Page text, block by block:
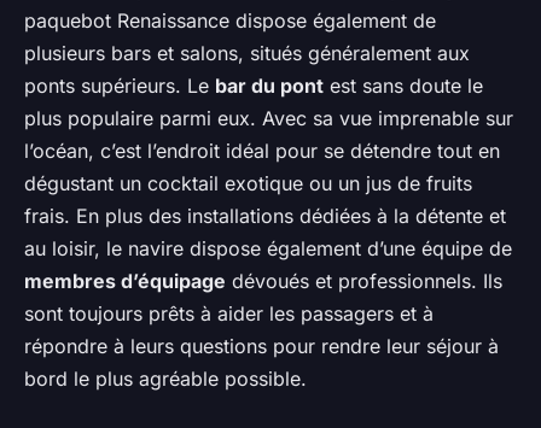
paquebot Renaissance dispose également de
plusieurs bars et salons, situés généralement aux
ponts supérieurs. Le bar du pont est sans doute le
plus populaire parmi eux. Avec sa vue imprenable sur
l’océan, c’est l’endroit idéal pour se détendre tout en
dégustant un cocktail exotique ou un jus de fruits
frais. En plus des installations dédiées à la détente et
au loisir, le navire dispose également d’une équipe de
membres d’équipage dévoués et professionnels. Ils
sont toujours prêts à aider les passagers et à
répondre à leurs questions pour rendre leur séjour à
bord le plus agréable possible.